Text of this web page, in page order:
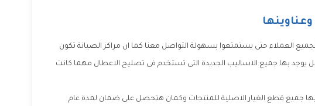
لجميع العملاء حتى يستمتعوا بسهولة التواصل معنا كما ان مراكز الصيانة تكون
يوجد بها جميع الاساليب الجديدة التى تستخدم فى تصليح الاعطال مهما كانت
بها جميع قطع الغيار الاصلية للمنتجات وكمان هتحصل على ضمان لمدة عام